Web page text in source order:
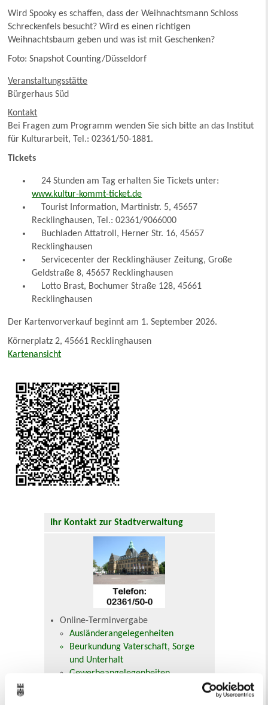
Wird Spooky es schaffen, dass der Weihnachtsmann Schloss
Schreckenfels besucht? Wird es einen richtigen
Weihnachtsbaum geben und was ist mit Geschenken?
Foto: Snapshot Counting/Düsseldorf
Veranstaltungsstätte
Bürgerhaus Süd
Kontakt
Bei Fragen zum Programm wenden Sie sich bitte an das Institut
für Kulturarbeit, Tel.: 02361/50-1881.
Tickets
24 Stunden am Tag erhalten Sie Tickets unter:
www.kultur-kommt-ticket.de
Tourist Information, Martinistr. 5, 45657
Recklinghausen, Tel.: 02361/9066000
Buchladen Attatroll, Herner Str. 16, 45657
Recklinghausen
Servicecenter der Recklinghäuser Zeitung, Große
Geldstraße 8, 45657 Recklinghausen
Lotto Brast, Bochumer Straße 128, 45661
Recklinghausen
Der Kartenvorverkauf beginnt am 1. September 2026.
Körnerplatz 2, 45661 Recklinghausen
Kartenansicht
Ihr Kontakt zur Stadtverwaltung
Online-Terminvergabe
Ausländerangelegenheiten
Beurkundung Vaterschaft, Sorge
und Unterhalt
Gewerbeangelegenheiten